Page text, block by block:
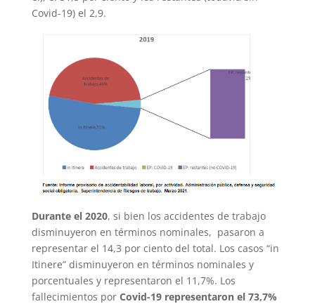
Covid-19) el 2,9.
Durante el 2020, si bien los accidentes de trabajo
disminuyeron en términos nominales, pasaron a
representar el 14,3 por ciento del total. Los casos “in
Itinere” disminuyeron en términos nominales y
porcentuales y representaron el 11,7%. Los
fallecimientos por Covid-19 representaron el 73,7%